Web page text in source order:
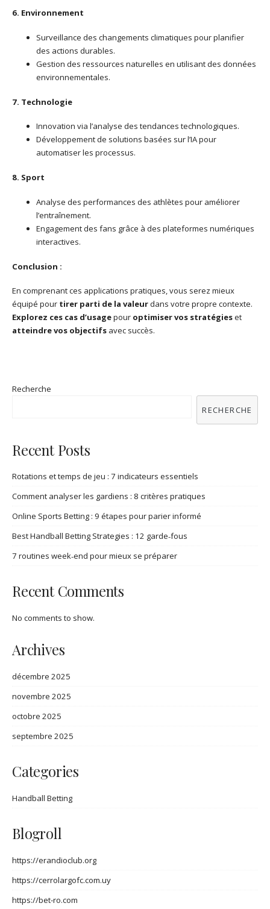
6. Environnement
Surveillance des changements climatiques pour planifier
des actions durables.
Gestion des ressources naturelles en utilisant des données
environnementales.
7. Technologie
Innovation via l’analyse des tendances technologiques.
Développement de solutions basées sur l’IA pour
automatiser les processus.
8. Sport
Analyse des performances des athlètes pour améliorer
l’entraînement.
Engagement des fans grâce à des plateformes numériques
interactives.
Conclusion :
En comprenant ces applications pratiques, vous serez mieux
équipé pour tirer parti de la valeurdans votre propre contexte.
Explorez ces cas d’usagepour optimiser vos stratégieset
atteindre vos objectifs avec succès.
Recherche
RECHERCHE
Recent Posts
Rotations et temps de jeu : 7 indicateurs essentiels
Comment analyser les gardiens : 8 critères pratiques
Online Sports Betting : 9 étapes pour parier informé
Best Handball Betting Strategies : 12 garde‑fous
7 routines week‑end pour mieux se préparer
Recent Comments
No comments to show.
Archives
décembre 2025
novembre 2025
octobre 2025
septembre 2025
Categories
Handball Betting
Blogroll
https://erandioclub.org
https://cerrolargofc.com.uy
https://bet-ro.com